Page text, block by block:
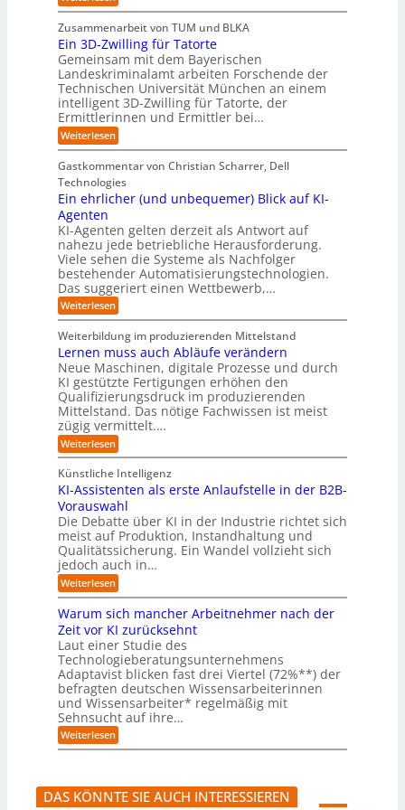
F
o
r
m
w
a
y
s
b
e
i
c
-
e
u
r
o
p
ä
c
h
n
R
o
u
t
e
H
e
r
s
t
e
l
r
n
r
u
n
g
W
i
e
s
a
u
b
e
r
e
D
a
e
n
K
I
P
r
o
j
e
k
t
e
i
d
e
r
I
n
d
u
s
t
r
i
e
e
r
m
ö
g
l
i
c
h
e
n
p
o
t
:
S
i
n
k
e
n
d
e
C
y
e
r
r
i
s
i
k
o
w
a
c
h
s
e
n
d
e
R
a
n
s
o
m
w
a
r
e
-
G
f
a
h
r
E
n
z
w
e
i
t
e
s
L
e
e
n
f
I
n
d
u
s
t
r
i
e
r
o
b
o
t
e
r
Zusammenarbeit von TUM und BLKA
Ein 3D-Zwilling für Tatorte
Gemeinsam mit dem Bayerischen
Landeskriminalamt arbeiten Forschende der
Technischen Universität München an einem
intelligent 3D-Zwilling für Tatorte, der
Ermittlerinnen und Ermittler bei…
Weiterlesen:
E
n
3
D
w
i
l
l
i
n
g
f
ü
r
a
t
o
r
t
e
Gastkommentar von Christian Scharrer, Dell
Technologies
Ein ehrlicher (und unbequemer) Blick auf KI-
Agenten
KI-Agenten gelten derzeit als Antwort auf
nahezu jede betriebliche Herausforderung.
Viele sehen die Systeme als Nachfolger
bestehender Automatisierungstechnologien.
Das suggeriert einen Wettbewerb,…
Weiterlesen:
E
n
e
h
r
l
i
c
h
e
r
u
n
d
u
n
b
e
q
u
e
m
e
r
)
B
l
i
c
k
a
u
f
-
A
Weiterbildung im produzierenden Mittelstand
Lernen muss auch Abläufe verändern
Neue Maschinen, digitale Prozesse und durch
KI gestützte Fertigungen erhöhen den
Qualifizierungsdruck im produzierenden
Mittelstand. Das nötige Fachwissen ist meist
zügig vermittelt.…
Weiterlesen:
L
e
r
n
e
n
m
u
s
s
a
u
h
A
b
l
ä
u
f
e
v
e
r
d
e
Künstliche Intelligenz
KI-Assistenten als erste Anlaufstelle in der B2B-
Vorauswahl
Die Debatte über KI in der Industrie richtet sich
meist auf Produktion, Instandhaltung und
Qualitätssicherung. Ein Wandel vollzieht sich
jedoch auch in…
Weiterlesen:
K
-
A
s
s
i
s
t
e
n
t
e
l
s
Warum sich mancher Arbeitnehmer nach der
Zeit vor KI zurücksehnt
Laut einer Studie des
Technologieberatungsunternehmens
Adaptavist blicken fast drei Viertel (72%**) der
befragten deutschen Wissensarbeiterinnen
und Wissensarbeiter* regelmäßig mit
Sehnsucht auf ihre…
Weiterlesen:
W
u
m
DAS KÖNNTE SIE AUCH INTERESSIEREN